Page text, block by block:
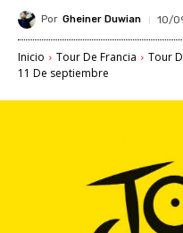
Por Gheiner Duwian 10/
Inicio Tour De Francia
Tour
11 De septiembre